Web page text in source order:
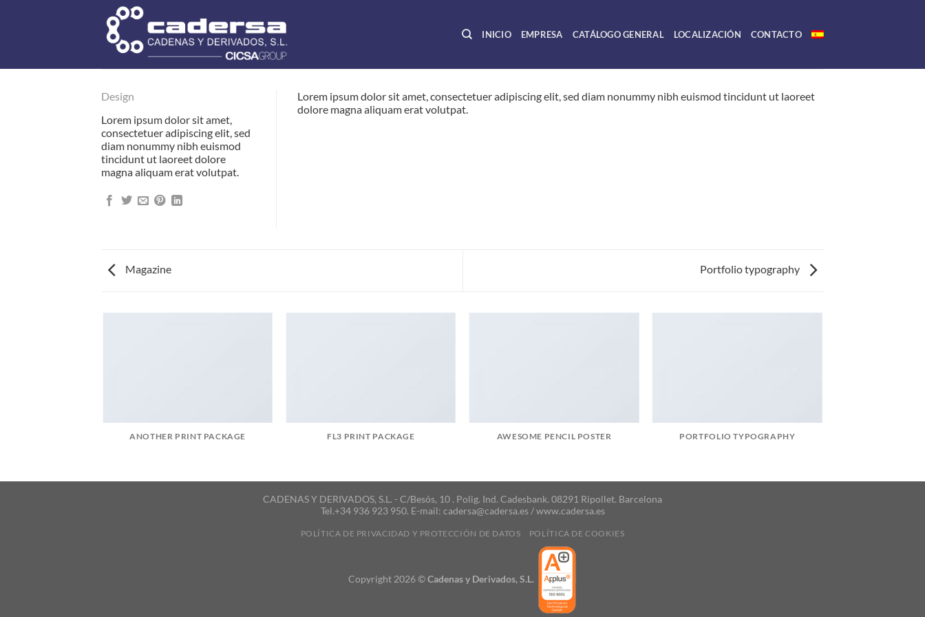
INICIO EMPRESA CATÁLOGO GENERAL LOCALIZACIÓN CONTACTO
Design
Lorem ipsum dolor sit amet,
consectetuer adipiscing elit, sed
diam nonummy nibh euismod
tincidunt ut laoreet dolore
magna aliquam erat volutpat.
Lorem ipsum dolor sit amet, consectetuer adipiscing elit, sed diam nonummy nibh euismod tincidunt ut laoreet
dolore magna aliquam erat volutpat.
Magazine Portfolio typography
ANOTHER PRINT PACKAGE FL3 PRINT PACKAGE AWESOME PENCIL POSTER PORTFOLIO TYPOGRAPHY
CADENAS Y DERIVADOS, S.L. - C/Besós, 10 . Polig. Ind. Cadesbank. 08291 Ripollet. Barcelona
Tel.+34 936 923 950. E-mail: cadersa@cadersa.es / www.cadersa.es
POLÍTICA DE PRIVACIDAD Y PROTECCIÓN DE DATOS POLÍTICA DE COOKIES
Copyright 2026 ©Cadenas y Derivados, S.L.